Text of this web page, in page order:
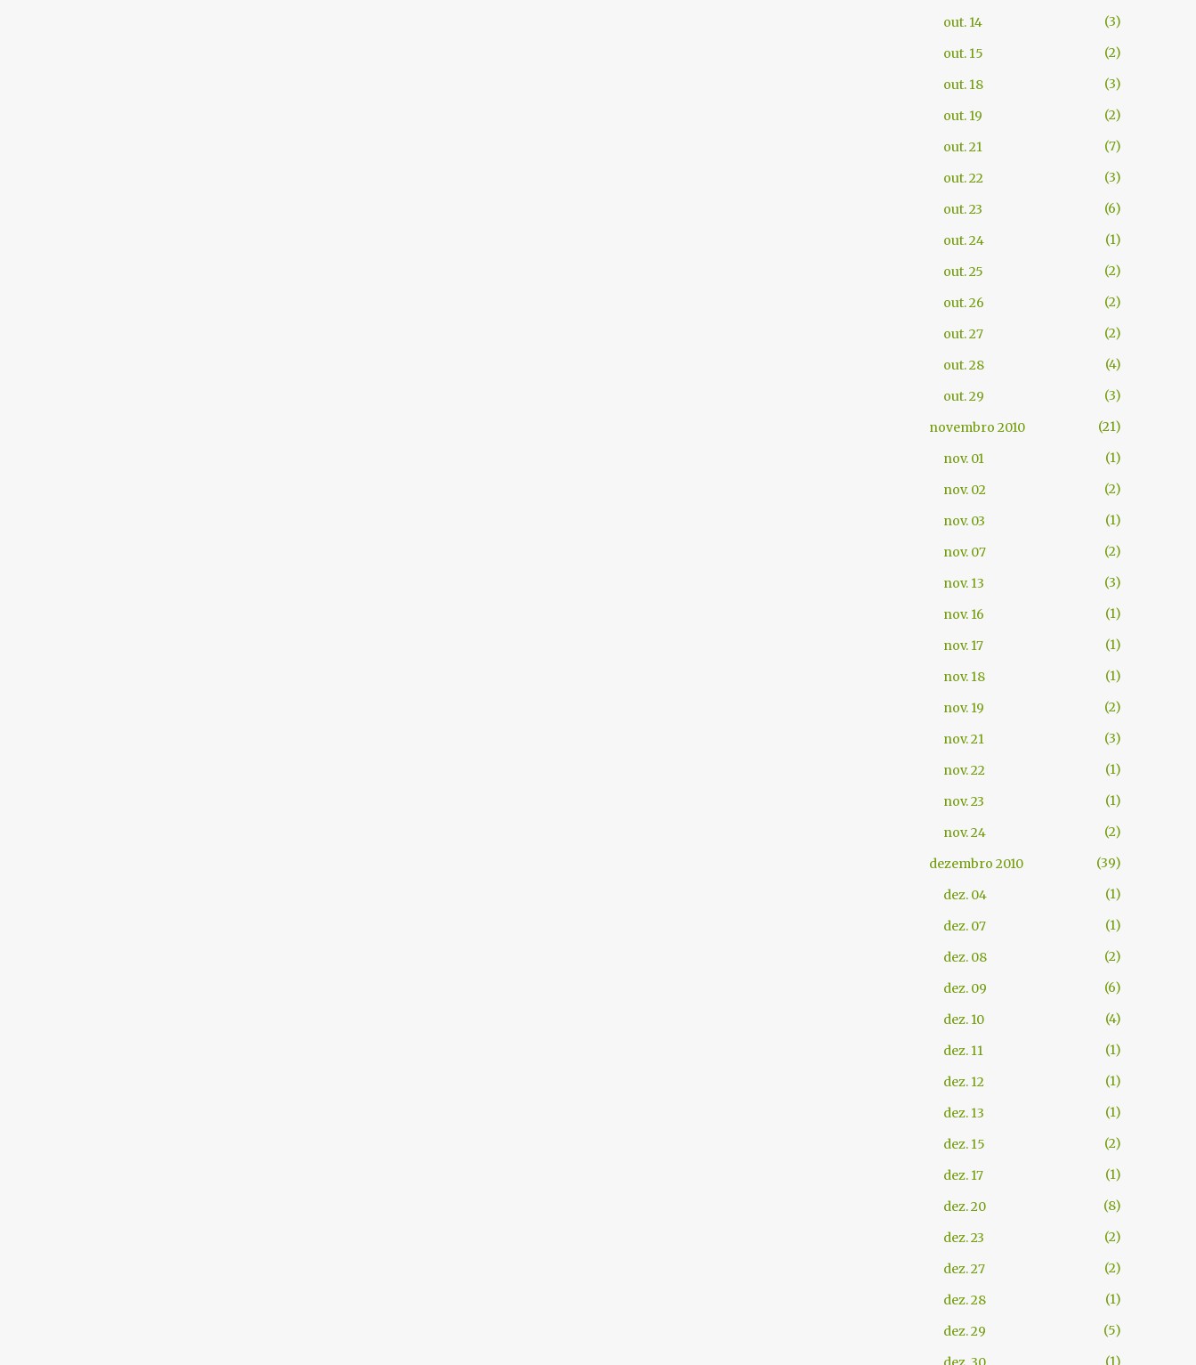
out. 14
3
out. 15
2
out. 18
3
out. 19
2
out. 21
7
out. 22
3
out. 23
6
out. 24
1
out. 25
2
out. 26
2
out. 27
2
out. 28
4
out. 29
3
novembro 2010
21
nov. 01
1
nov. 02
2
nov. 03
1
nov. 07
2
nov. 13
3
nov. 16
1
nov. 17
1
nov. 18
1
nov. 19
2
nov. 21
3
nov. 22
1
nov. 23
1
nov. 24
2
dezembro 2010
39
dez. 04
1
dez. 07
1
dez. 08
2
dez. 09
6
dez. 10
4
dez. 11
1
dez. 12
1
dez. 13
1
dez. 15
2
dez. 17
1
dez. 20
8
dez. 23
2
dez. 27
2
dez. 28
1
dez. 29
5
1